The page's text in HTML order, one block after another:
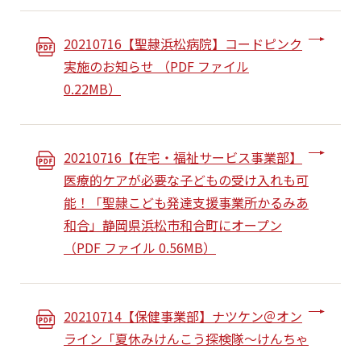
20210716【聖隷浜松病院】コードピンク
実施のお知らせ （PDF ファイル
0.22MB）
20210716【在宅・福祉サービス事業部】
医療的ケアが必要な子どもの受け入れも可
能！「聖隷こども発達支援事業所かるみあ
和合」静岡県浜松市和合町にオープン
（PDF ファイル 0.56MB）
20210714【保健事業部】ナツケン＠オン
ライン「夏休みけんこう探検隊～けんちゃ